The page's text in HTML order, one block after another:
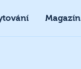
Magazín